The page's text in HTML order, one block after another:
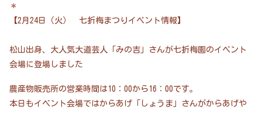
＊
【2月24日（火） 七折梅まつりイベント情報】
松山出身、大人気大道芸人「みの吉」さんが七折梅園のイベント
会場に登場しました
農産物販売所の営業時間は10：00から16：00です。
本日もイベント会場ではからあげ「しょうま」さんがからあげや